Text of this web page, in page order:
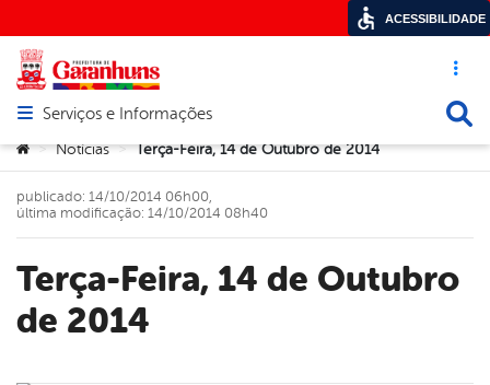
Acesso
Abrir menu principal de navegação
Serviços e Informações
Você está aqui:
> Notícias > Terça-Feira, 14 de Outubro de 2014
Terça-Feira, 14 de Outubro
de 2014
publicado: 14/10/2014 06h00,
última modificação: 14/10/2014 08h40
ACESSIBILIDADE